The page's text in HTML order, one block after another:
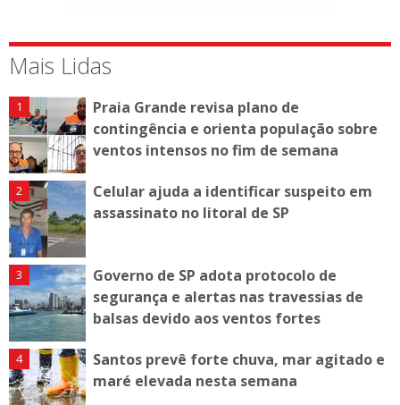
Mais Lidas
Praia Grande revisa plano de
contingência e orienta população sobre
ventos intensos no fim de semana
Celular ajuda a identificar suspeito em
assassinato no litoral de SP
Governo de SP adota protocolo de
segurança e alertas nas travessias de
balsas devido aos ventos fortes
Santos prevê forte chuva, mar agitado e
maré elevada nesta semana